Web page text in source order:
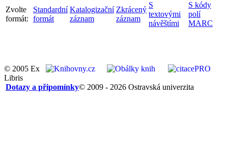
Zvolte
formát:
Standardní
formát
Katalogizační
záznam
Zkrácený
záznam
S
textovými
návěštími
S kódy
polí
MARC
© 2005 Ex
Libris
© 2009 - 2026 Ostravská univerzita
Dotazy a připomínky